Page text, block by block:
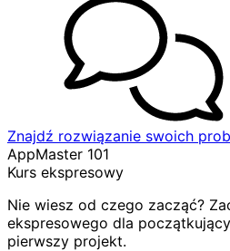
Znajdź rozwiązanie swoich
AppMaster 101
Kurs ekspresowy
Nie wiesz od czego zacząć?
ekspresowego dla
pierwszy projekt.